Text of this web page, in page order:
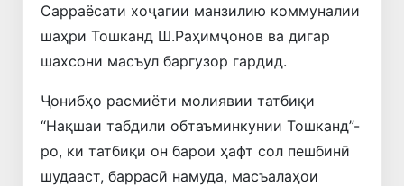
Сарраёсати хоҷагии манзилию коммуналии
шаҳри Тошканд Ш.Раҳимҷонов ва дигар
шахсони масъул баргузор гардид.
Ҷонибҳо расмиёти молиявии татбиқи
“Нақшаи табдили обтаъминкунии Тошканд”-
ро, ки татбиқи он барои ҳафт сол пешбинӣ
шудааст, баррасӣ намуда, масъалаҳои